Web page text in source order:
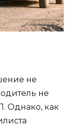
не
не
Однако, как